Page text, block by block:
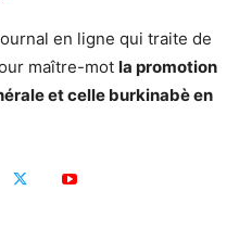
en ligne qui traite de
maître-mot la promotion
et celle burkinabè en